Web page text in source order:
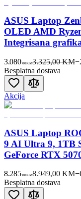
ASUS Laptop
OLED AMD
Integrisana
3.080 00KM3.325,00 KM−
Besplatna dostava
Akcija
ASUS Laptop
9 AI Ultra 9, 1TB
GeForce RTX
8.285 00KM8.949,00 KM−
Besplatna dostava